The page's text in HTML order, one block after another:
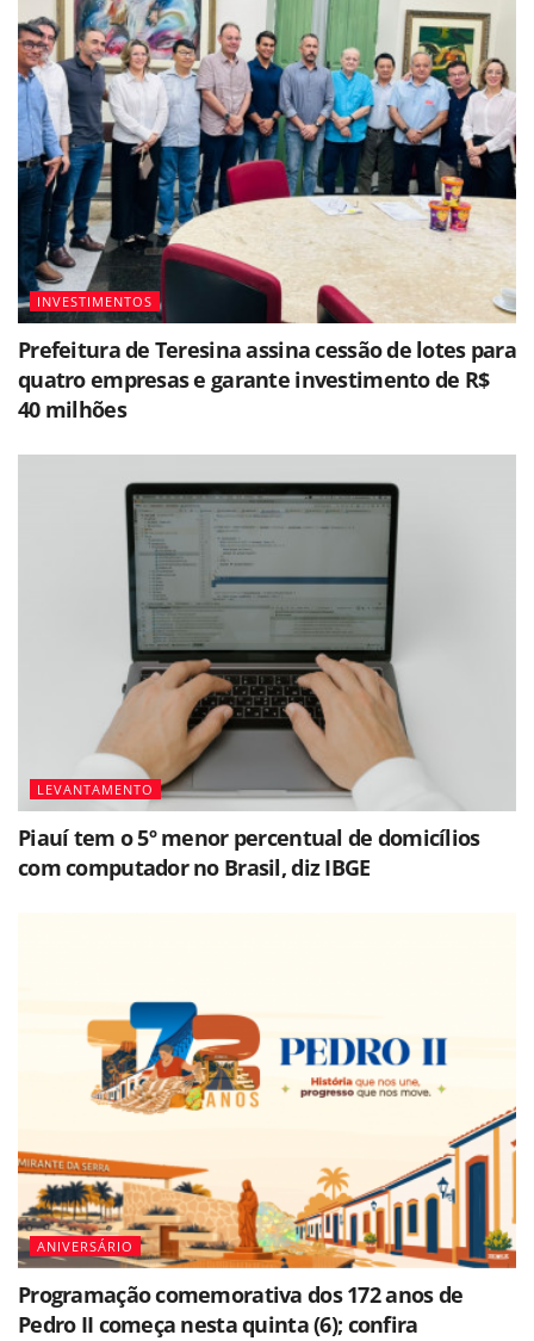
INVESTIMENTOS
Prefeitura de Teresina assina cessão de lotes para
quatro empresas e garante investimento de R$
40 milhões
LEVANTAMENTO
Piauí tem o 5º menor percentual de domicílios
com computador no Brasil, diz IBGE
ANIVERSÁRIO
Programação comemorativa dos 172 anos de
Pedro II começa nesta quinta (6); confira